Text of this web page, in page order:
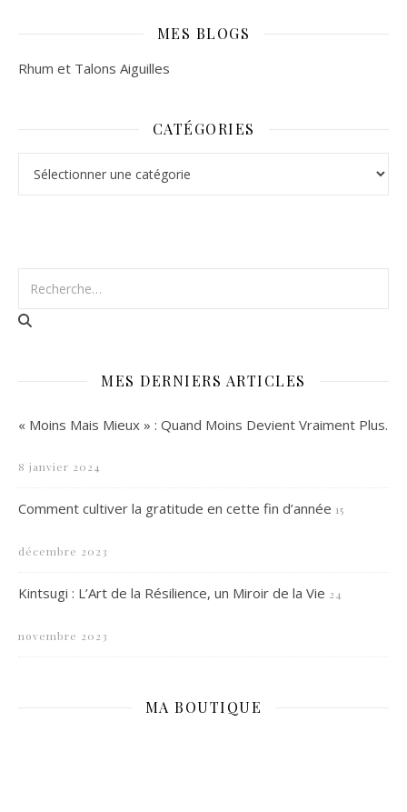
MES BLOGS
Rhum et Talons Aiguilles
CATÉGORIES
MES DERNIERS ARTICLES
« Moins Mais Mieux » : Quand Moins Devient Vraiment Plus.
8 janvier 2024
Comment cultiver la gratitude en cette fin d’année 15
décembre 2023
Kintsugi : L’Art de la Résilience, un Miroir de la Vie 24
novembre 2023
MA BOUTIQUE